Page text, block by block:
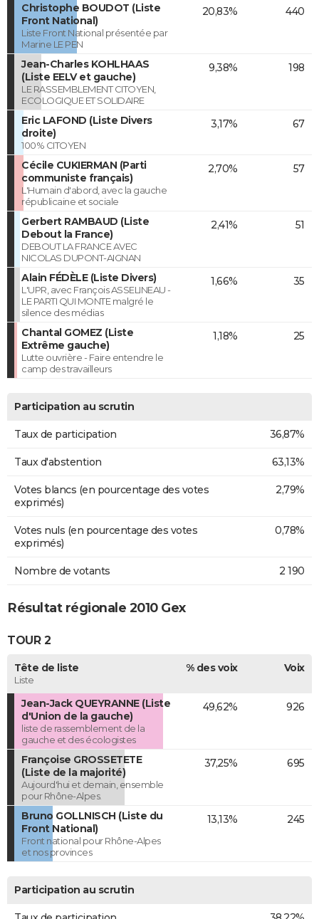
Christophe BOUDOT (Liste
Front National)
Liste Front National présentée par
Marine LE PEN
20,83% 440
Jean-Charles KOHLHAAS
(Liste EELV et gauche)
LE RASSEMBLEMENT CITOYEN,
ECOLOGIQUE ET SOLIDAIRE
9,38% 198
Eric LAFOND (Liste Divers
droite)
100% CITOYEN
3,17% 67
Cécile CUKIERMAN (Parti
communiste français)
L'Humain d'abord, avec la gauche
républicaine et sociale
2,70% 57
Gerbert RAMBAUD (Liste
Debout la France)
DEBOUT LA FRANCE AVEC
NICOLAS DUPONT-AIGNAN
2,41% 51
Alain FÉDÈLE (Liste Divers)
L'UPR, avec François ASSELINEAU -
LE PARTI QUI MONTE malgré le
silence des médias
1,66% 35
Chantal GOMEZ (Liste
Extrême gauche)
Lutte ouvrière - Faire entendre le
camp des travailleurs
1,18% 25
Participation au scrutin
Taux de participation 36,87%
Taux d'abstention 63,13%
Votes blancs (en pourcentage des votes
exprimés)
2,79%
Votes nuls (en pourcentage des votes
exprimés)
0,78%
Nombre de votants 2 190
Résultat régionale 2010 Gex
TOUR 2
Tête de liste
Liste
% des voix Voix
Jean-Jack QUEYRANNE (Liste
d'Union de la gauche)
liste de rassemblement de la
gauche et des écologistes
49,62% 926
Françoise GROSSETETE
(Liste de la majorité)
Aujourd'hui et demain, ensemble
pour Rhône-Alpes.
37,25% 695
Bruno GOLLNISCH (Liste du
Front National)
Front national pour Rhône-Alpes
et nos provinces
13,13% 245
Participation au scrutin